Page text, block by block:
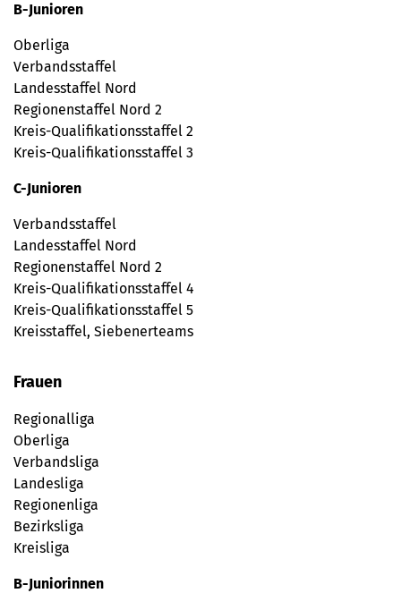
B-Junioren
Oberliga
Verbandsstaffel
Landesstaffel Nord
Regionenstaffel Nord 2
Kreis-Qualifikationsstaffel 2
Kreis-Qualifikationsstaffel 3
C-Junioren
Verbandsstaffel
Landesstaffel Nord
Regionenstaffel Nord 2
Kreis-Qualifikationsstaffel 4
Kreis-Qualifikationsstaffel 5
Kreisstaffel, Siebenerteams
Frauen
Regionalliga
Oberliga
Verbandsliga
Landesliga
Regionenliga
Bezirksliga
Kreisliga
B-Juniorinnen